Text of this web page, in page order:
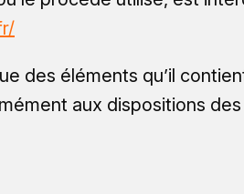
des éléments qu’il
aux dispositions